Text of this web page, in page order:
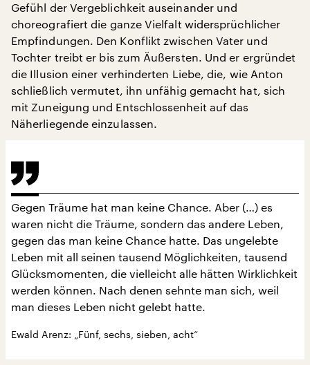
Gefühl der Vergeblichkeit auseinander und
choreografiert die ganze Vielfalt widersprüchlicher
Empfindungen. Den Konflikt zwischen Vater und
Tochter treibt er bis zum Äußersten. Und er ergründet
die Illusion einer verhinderten Liebe, die, wie Anton
schließlich vermutet, ihn unfähig gemacht hat, sich
mit Zuneigung und Entschlossenheit auf das
Näherliegende einzulassen.
Gegen Träume hat man keine Chance. Aber (…) es
waren nicht die Träume, sondern das andere Leben,
gegen das man keine Chance hatte. Das ungelebte
Leben mit all seinen tausend Möglichkeiten, tausend
Glücksmomenten, die vielleicht alle hätten Wirklichkeit
werden können. Nach denen sehnte man sich, weil
man dieses Leben nicht gelebt hatte.
Ewald Arenz: „Fünf, sechs, sieben, acht“